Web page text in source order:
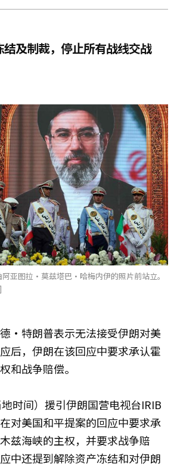
章 小
及制裁，停止所有战线交战
亚图拉·莫兹塔巴·哈梅内伊的照片前站立。
·特朗普表示无法接受伊朗对美
后，伊朗在该回应中要求承认霍
和战争赔偿。
时间）援引伊朗国营电视台IRIB
对美国和平提案的回应中要求承
兹海峡的主权，并要求战争赔
中还提到解除资产冻结和对伊朗